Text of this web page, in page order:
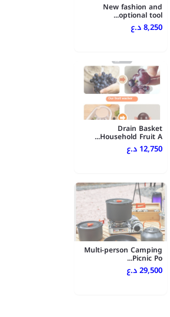
New fashion and
optional tool...
8,250 د.ع
Drain Basket
Household Fruit A...
12,750 د.ع
Multi-person Camping
Picnic Po...
29,500 د.ع